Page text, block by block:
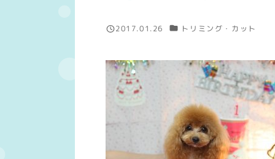
投稿日
2017.01.26 カテゴリー
トリミング・カット